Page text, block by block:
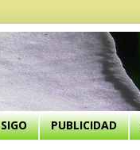
SIGO PUBLICIDAD